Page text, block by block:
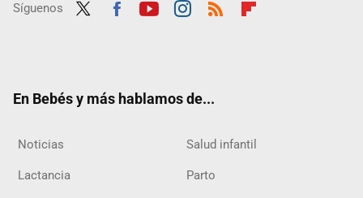
Síguenos
En Bebés y más hablamos de...
Noticias Salud infantil
Lactancia Parto